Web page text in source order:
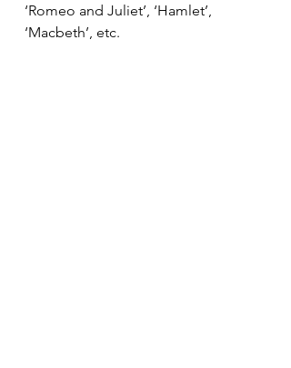
‘Romeo and Juliet’, ‘Hamlet’,
‘Macbeth’, etc.